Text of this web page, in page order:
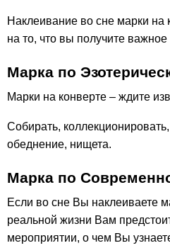
Наклеивание во сне марки на
на то, что вы получите
Марка по
Марки на конверте – ждите
Собирать,
обеднение, нищета.
Марка по
Если во сне Вы наклеиваете
реальной жизни Вам
мероприятии, о чем Вы